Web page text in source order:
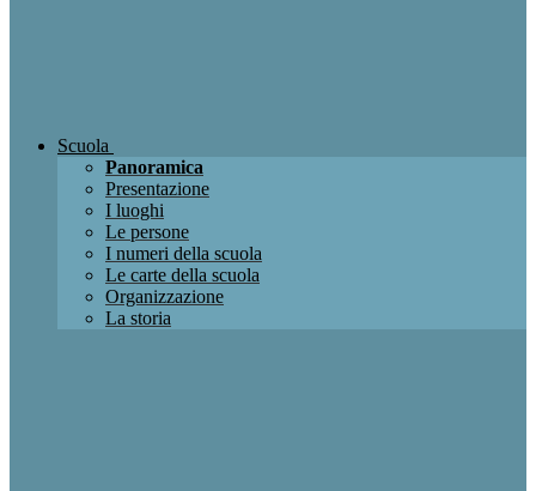
Scuola
Panoramica
Presentazione
I luoghi
Le persone
I numeri della scuola
Le carte della scuola
Organizzazione
La storia